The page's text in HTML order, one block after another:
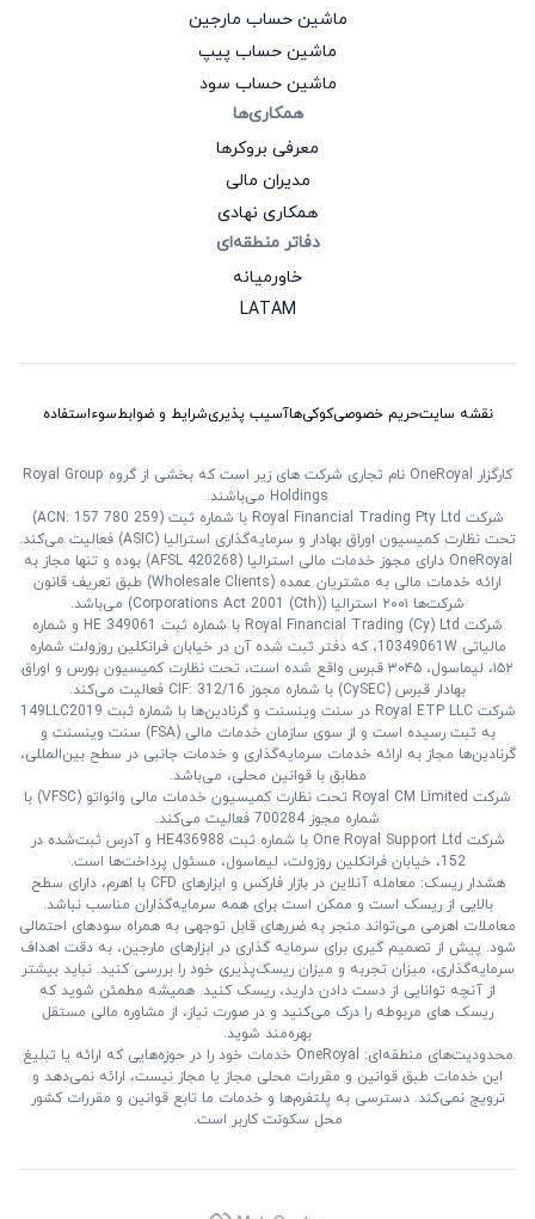
ماشین حساب مارجین
ماشین حساب پیپ
ماشین حساب سود
همکاری‌ها
معرفی بروکرها
مدیران مالی
همکاری نهادی
دفاتر منطقه‌ای
خاورمیانه
LATAM
نقشه سایتحریم خصوصیکوکی‌هاآسیب‌ پذیریشرایط و ضوابطسوءاستفاده
کارگزار OneRoyal نام تجاری شرکت‌ های زیر است که بخشی از گروه Royal Group
Holdings می‌باشند.
شرکت Royal Financial Trading Pty Ltd با شماره ثبت (ACN: 157 780 259)
تحت نظارت کمیسیون اوراق بهادار و سرمایه‌گذاری استرالیا (ASIC) فعالیت می‌کند.
OneRoyal دارای مجوز خدمات مالی استرالیا (AFSL 420268) بوده و تنها مجاز به
ارائه خدمات مالی به مشتریان عمده‌ (Wholesale Clients) طبق تعریف قانون
شرکت‌ها ۲۰۰۱ استرالیا (Corporations Act 2001 (Cth)) می‌باشد.
شرکت Royal Financial Trading (Cy) Ltd با شماره ثبت HE 349061 و شماره
مالیاتی 10349061W، که دفتر ثبت‌ شده آن در خیابان فرانکلین روزولت شماره
۱۵۲، لیماسول، ۳۰۴۵ قبرس واقع شده است، تحت نظارت کمیسیون بورس و اوراق
بهادار قبرس (CySEC) با شماره مجوز CIF: 312/16 فعالیت می‌کند.
شرکت Royal ETP LLC در سنت وینسنت و گرنادین‌ها با شماره ثبت 149LLC2019
به ثبت رسیده است و از سوی سازمان خدمات مالی (FSA) سنت وینسنت و
گرنادین‌ها مجاز به ارائه خدمات سرمایه‌گذاری و خدمات جانبی در سطح بین‌المللی،
مطابق با قوانین محلی، می‌باشد.
شرکت Royal CM Limited تحت نظارت کمیسیون خدمات مالی وانواتو (VFSC) با
شماره مجوز 700284 فعالیت می‌کند.
شرکت One Royal Support Ltd با شماره ثبت HE436988 و آدرس ثبت‌شده در
152، خیابان فرانکلین روزولت، لیماسول، مسئول پرداخت‌ها است.
هشدار ریسک: معامله آنلاین در بازار فارکس و ابزارهای CFD با اهرم، دارای سطح
بالایی از ریسک است و ممکن است برای همه سرمایه‌گذاران مناسب نباشد.
معاملات اهرمی می‌تواند منجر به ضررهای قابل توجهی به همراه سودهای احتمالی
شود. پیش از تصمیم‌ گیری برای سرمایه‌ گذاری در ابزارهای مارجین، به دقت اهداف
سرمایه‌گذاری، میزان تجربه و میزان ریسک‌پذیری خود را بررسی کنید. نباید بیشتر
از آنچه توانایی از دست دادن دارید، ریسک کنید. همیشه مطمئن شوید که
ریسک‌ های مربوطه را درک می‌کنید و در صورت نیاز، از مشاوره مالی مستقل
بهره‌مند شوید.
محدودیت‌های منطقه‌ای: OneRoyal خدمات خود را در حوزه‌هایی که ارائه یا تبلیغ
این خدمات طبق قوانین و مقررات محلی مجاز یا مجاز نیست، ارائه نمی‌دهد و
ترویج نمی‌کند. دسترسی به پلتفرم‌ها و خدمات ما تابع قوانین و مقررات کشور
محل سکونت کاربر است.